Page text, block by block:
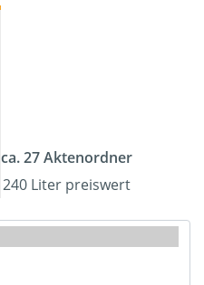
ca. 27 Aktenordner
240 Liter preiswert